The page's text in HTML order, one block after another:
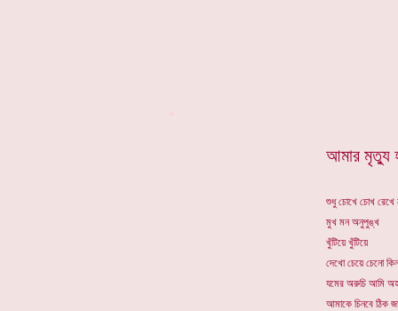
আমার
শুধু চোখে চোখ রেখে
মুখ মন অনুপুঙ্খ
খুঁটিয়ে খুঁটিয়ে
দেখো চেয়ে চেনো
যমের অরুচি আমি
আমাকে চিনবে ঠিক